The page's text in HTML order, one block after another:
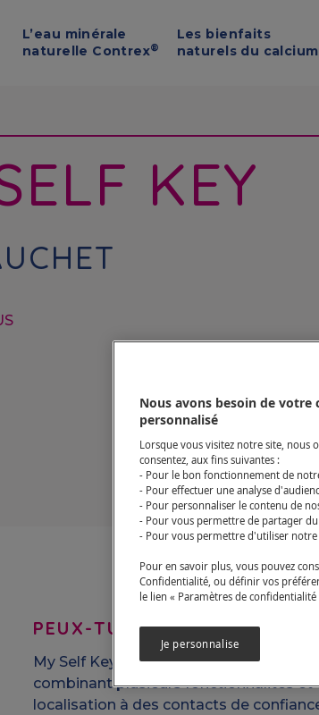
L’eau minérale
naturelle Contrex®
Les bienfaits
naturels du calcium
KEY​
PEUX-TU NOUS DÉCRIRE
My Self Key révolutionne la sécurité
combinant plusieurs fonctionnalités et
localisation à des contacts de
Nous avons besoin de
personnalisé
Lorsque vous visitez notre site, nous
consentez, aux fins suivantes :
- Pour le bon fonctionnement de
- Pour effectuer une analyse
- Pour personnaliser le contenu de
- Pour vous permettre de partager
- Pour vous permettre d'utiliser
Pour en savoir plus, vous pouvez
Confidentialité, ou définir vos
le lien « Paramètres de
Je personnalise